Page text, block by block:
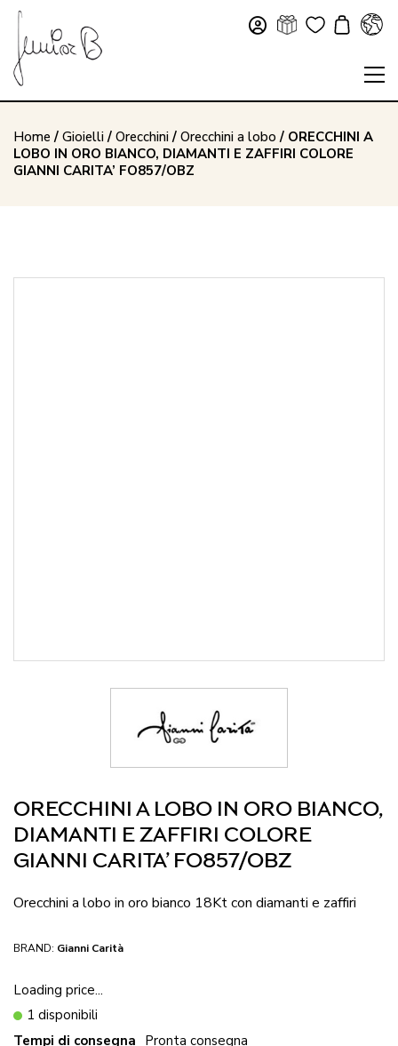
Home / Gioielli/ Orecchini/ Orecchini a lobo / ORECCHINI A
LOBO IN ORO BIANCO, DIAMANTI E ZAFFIRI COLORE
GIANNI CARITA’ FO857/OBZ
ORECCHINI A LOBO IN ORO BIANCO,
DIAMANTI E ZAFFIRI COLORE
GIANNI CARITA’ FO857/OBZ
Orecchini a lobo in oro bianco 18Kt con diamanti e zaffiri
BRAND: Gianni Carità
Loading price...
1 disponibili
Tempi di consegna Pronta consegna